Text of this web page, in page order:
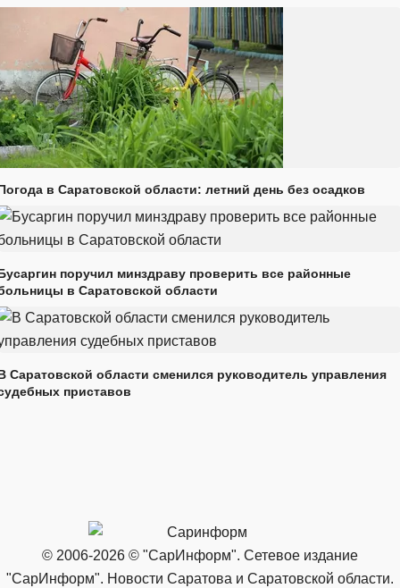
в Саратовской области: летний день без осадков
поручил минздраву проверить все районные
в Саратовской области
Саратовской области сменился руководитель управления
приставов
© 2006-2026 © "СарИнформ". Сетевое издание
"СарИнформ". Новости Саратова и Саратовской области.